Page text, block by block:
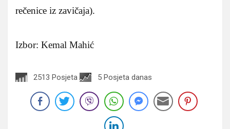
rečenice iz zavičaja).
Izbor: Kemal Mahić
2513 Posjeta 5 Posjeta danas